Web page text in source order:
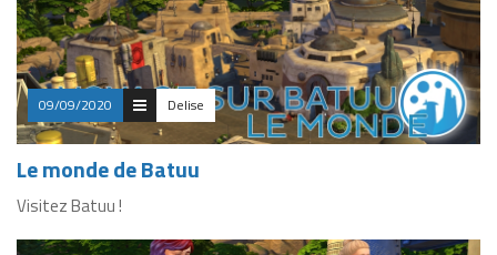
09/09/2020 Delise
Le monde de Batuu
Visitez Batuu !